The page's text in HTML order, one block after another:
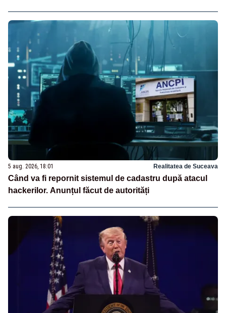
5 aug. 2026, 18:01 Realitatea de Suceava
Când va fi repornit sistemul de cadastru după atacul
hackerilor. Anunțul făcut de autorități